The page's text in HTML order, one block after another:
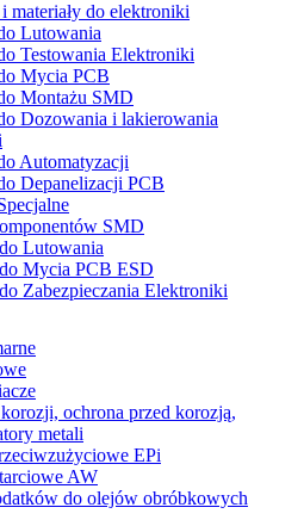
materiały do elektroniki
Lutowania
Testowania Elektroniki
Mycia PCB
Montażu SMD
Dozowania i lakierowania
Automatyzacji
Depanelizacji PCB
SMD
Lutowania
Mycia PCB ESD
Zabezpieczania Elektroniki
ochrona przed korozją,
metali
EPi
AW
do olejów obróbkowych